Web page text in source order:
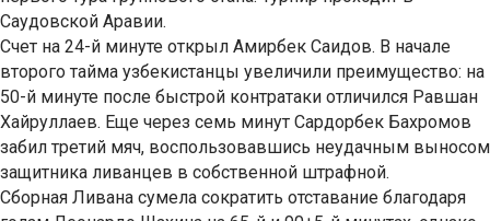
Саудовской Аравии.
Счет на 24-й минуте открыл Амирбек Саидов. В начале
второго тайма узбекистанцы увеличили преимущество: на
50-й минуте после быстрой контратаки отличился Равшан
Хайруллаев. Еще через семь минут Сардорбек Бахромов
забил третий мяч, воспользовавшись неудачным выносом
защитника ливанцев в собственной штрафной.
Сборная Ливана сумела сократить отставание благодаря